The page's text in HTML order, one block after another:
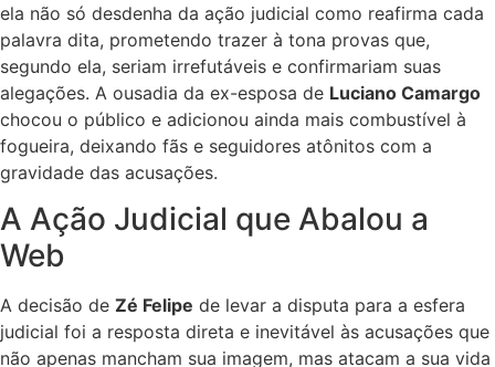
ela não só desdenha da ação judicial como reafirma cada
palavra dita, prometendo trazer à tona provas que,
segundo ela, seriam irrefutáveis e confirmariam suas
alegações. A ousadia da ex-esposa de Luciano Camargo
chocou o público e adicionou ainda mais combustível à
fogueira, deixando fãs e seguidores atônitos com a
gravidade das acusações.
A Ação Judicial que Abalou a
Web
A decisão de Zé Felipe de levar a disputa para a esfera
judicial foi a resposta direta e inevitável às acusações que
não apenas mancham sua imagem, mas atacam a sua vida